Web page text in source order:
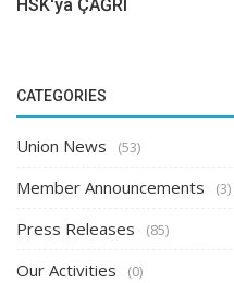
HSK'ya ÇAĞRI
CATEGORIES
Union News (53)
Member Announcements (3)
Press Releases (85)
Our Activities (0)